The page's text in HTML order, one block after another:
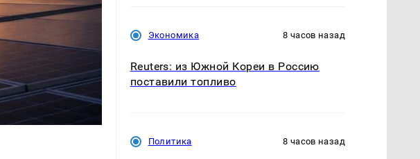
Экономика 8 часов назад
Reuters: из Южной Кореи в Россию
поставили топливо
Политика 8 часов назад